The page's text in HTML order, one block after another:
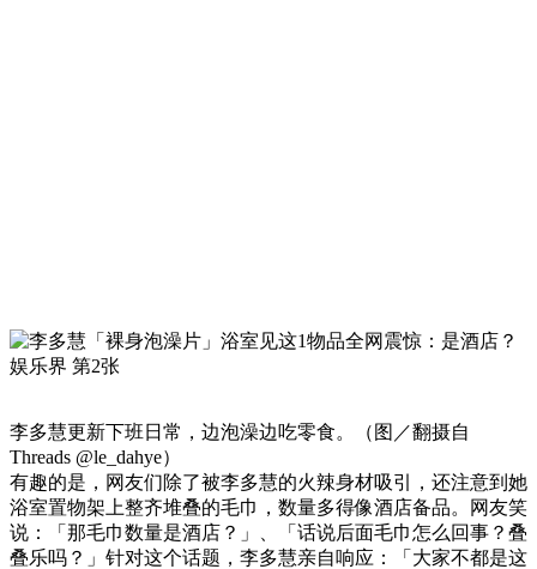
李多慧更新下班日常，边泡澡边吃零食。（图／翻摄自
Threads @le_dahye）
有趣的是，网友们除了被李多慧的火辣身材吸引，还注意到她
浴室置物架上整齐堆叠的毛巾，数量多得像酒店备品。网友笑
说：「那毛巾数量是酒店？」、「话说后面毛巾怎么回事？叠
叠乐吗？」针对这个话题，李多慧亲自响应：「大家不都是这